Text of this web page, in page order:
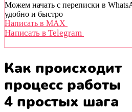
Можем начать с переписки в
удобно и быстро
Написать в MAX
Написать в Telegram
Как происходит
процесс работы
4 простых шага